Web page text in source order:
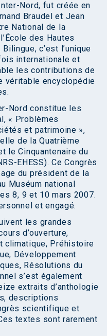
Nord, fut créée en
Braudel et Jean
National de la
des Hautes
c’est l’unique
internationale et
les contributions de
véritable encyclopédie
Nord constitue les
« Problèmes
et patrimoine »,
de la Quatrième
le Cinquantenaire du
EHESS). Ce Congrès
du président de la
Muséum national
8, 9 et 10 mars 2007.
et engagé.
les grandes
d’ouverture,
climatique, Préhistoire
Développement
Résolutions du
s’est également
extraits d’anthologie
descriptions
scientifique et
textes sont rarement